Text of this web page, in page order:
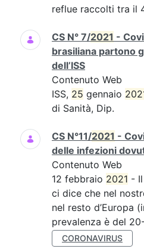
reflue raccolti tra il
CS N° 7/2021 -
brasiliana partono
dell’ISS
Contenuto Web
ISS, 25 gennaio
di Sanità, Dip.
CS N°11/2021 -
delle infezioni
Contenuto Web
12 febbraio 2021 -
ci dice che nel
nel resto d’Europa
prevalenza è del 20-
CORONAVIRUS